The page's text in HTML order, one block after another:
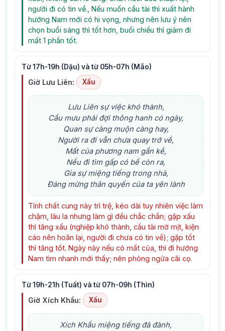
người đi có tin về., Nếu muốn cầu tài thì xuất hành
hướng Nam mới có hi vọng, nhưng nên lưu ý nên
chọn buổi sáng thì tốt hơn, buổi chiều thì giảm đi
mất 1 phần tốt.
Từ 17h-19h (Dậu) và từ 05h-07h (Mão)
Giờ Lưu Liên: Xấu
Lưu Liên sự việc khó thành,
Cầu mưu phải đợi thông hanh có ngày,
Quan sự càng muộn càng hay,
Người ra đi vẫn chưa quay trở về,
Mất của phương nam gần kề,
Nếu đi tìm gấp có bề còn ra,
Gia sự miệng tiếng trong nhà,
Đáng mừng thân quyến của ta yên lành
Tính chất cung này trì trệ, kéo dài tuy nhiên việc làm
chậm, lâu la nhưng làm gì đều chắc chắn; gặp xấu
thì tăng xấu (nghiệp khó thành, cầu tài mờ mịt, kiện
cáo nên hoãn lại, người đi chưa có tin về); gặp tốt
thì tăng tốt. Ngày này nếu có mất của, thì đi hướng
Nam tìm nhanh mới thấy; nên phòng ngừa cãi cọ.
Từ 19h-21h (Tuất) và từ 07h-09h (Thìn)
Giờ Xích Khẩu: Xấu
Xích Khẩu miệng tiếng đã đành,